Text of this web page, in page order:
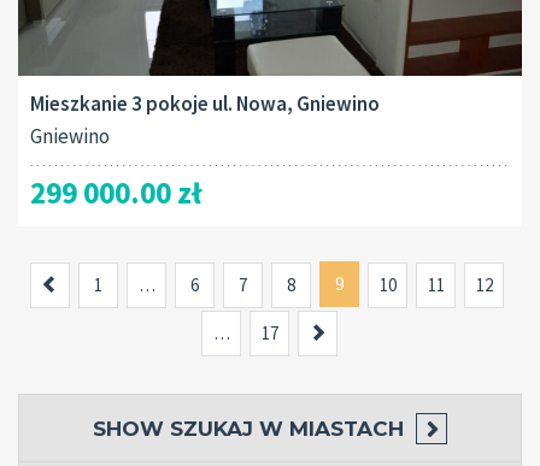
Mieszkanie 3 pokoje ul. Nowa, Gniewino
Gniewino
299 000.00 zł
Previous
1 … 6 7 8 9 10 11 12
… 17
SHOW SZUKAJ W MIASTACH